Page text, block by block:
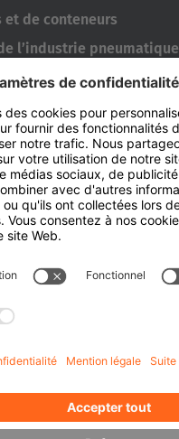
et de conteneurs
l’industrie pneumatique
de bobines
fenêtres
d'Hubtex
d' Hubtex BeLux
de l'énergie
Forklifts